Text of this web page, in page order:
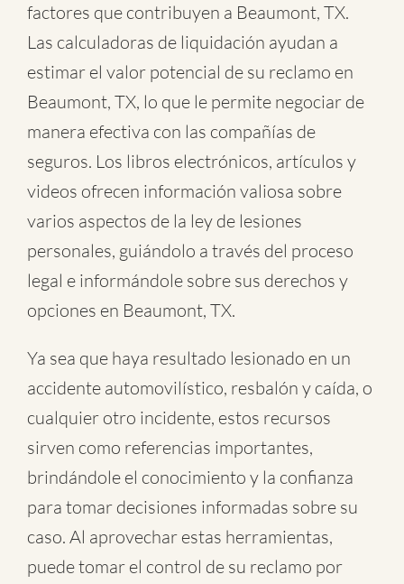
factores que contribuyen a Beaumont, TX.
Las calculadoras de liquidación ayudan a
estimar el valor potencial de su reclamo en
Beaumont, TX, lo que le permite negociar de
manera efectiva con las compañías de
seguros. Los libros electrónicos, artículos y
videos ofrecen información valiosa sobre
varios aspectos de la ley de lesiones
personales, guiándolo a través del proceso
legal e informándole sobre sus derechos y
opciones en Beaumont, TX.
Ya sea que haya resultado lesionado en un
accidente automovilístico, resbalón y caída, o
cualquier otro incidente, estos recursos
sirven como referencias importantes,
brindándole el conocimiento y la confianza
para tomar decisiones informadas sobre su
caso. Al aprovechar estas herramientas,
puede tomar el control de su reclamo por